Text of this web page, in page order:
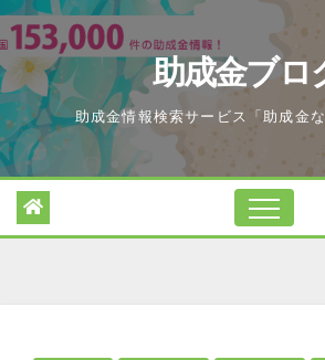
Skip
to
content
助成金ブロ
助成金情報検索サービス「助成金